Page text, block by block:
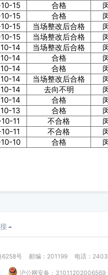
15 合格
15 合格
15 当场整改后合格
15 当场整改后合格
14 当场整改后合格
14 合格
14 合格
14 当场整改后合格
14 去向不明
14 合格
13 合格
11 不合格
11 不合格
10 合格
6258号 邮编：201199 电话：
沪公网安备：31011202006569